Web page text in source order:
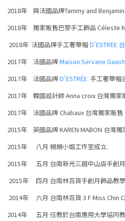
2018年 與法國品牌Tammy and
2018年 獨家販售巴黎手工飾品 Céleste
2018年 法國品牌手工奢華帽D'ESTRËE
2017年 法國品牌Maison Servane
2017年 法國品牌D'ESTRËE 手工奢華帽
2017年 韓國設計師 Anna croix 台灣獨家
2017年 法國品牌Chabaux 台灣獨家販售
2015年 英國品牌 KAREN MABON 台灣獨
2015年 八月 親親小姐工作室成立.
2015年 五月 台南新光三越中山店手創
2015年 四月 台南林百貨手創月飾品教
2014年 六月 台南林百貨 3 F Miss Chin
2014年 五月 任教於台南應用大學協同